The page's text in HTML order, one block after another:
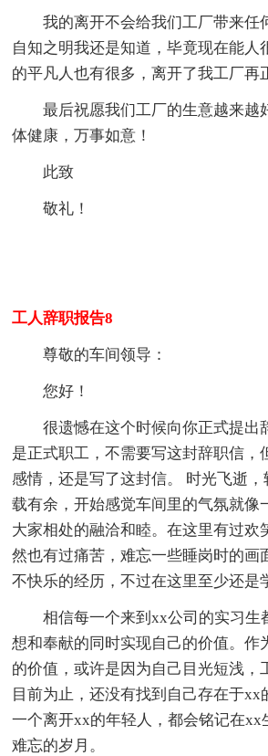
我的离开不会给我们工厂带来任
自知之明我还是知道，毕竟现在能人
的平凡人也有很多，离开了我工厂再
最后祝愿我们工厂的生意越来越
体健康，万事如意！
此致
敬礼！
工人辞职报告8
尊敬的车间领导：
您好！
很遗憾在这个时候向你正式提出
是正式职工，不需要写这封辞职信，
感情，还是写了这封信。 时光飞逝
载有余，开始感觉车间里的气氛就像
大家相处的融洽和睦。在这里有过欢
然也有过痛苦，难忘一些睡岗时的画
不快乐的经历，不过在这里至少还是
相信每一个来到xx公司的实习生
想和奉献的同时实现自己的价值。作
的价值，或许是因为自己目光短浅，
目前为止，还没有找到自己存在于xx
一个离开xx的年轻人，都会铭记在xx
难忘的岁月。